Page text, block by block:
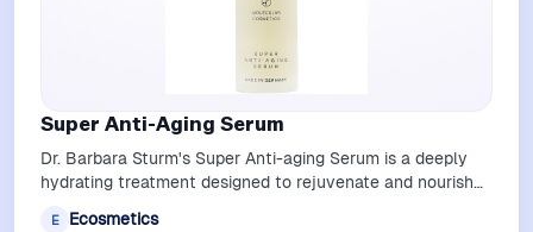
Super Anti-Aging Serum
Dr. Barbara Sturm's Super Anti-aging Serum is a deeply
hydrating treatment designed to rejuvenate and nourish
E Ecosmetics